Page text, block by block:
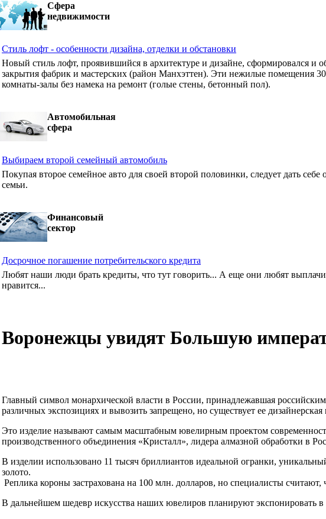
Сфера
недвижимости
Стиль лофт - особенности дизайна, отделки и обстановки
Новый стиль лофт, проявившийся в архитектуре и дизайне, сформировался
закрытия фабрик и мастерских (район Манхэттен). Эти нежилые помещения
комнаты-залы без намека на ремонт (голые стены, бетонный пол).
Автомобильная
сфера
Выбираем второй семейный автомобиль
Покупая второе семейное авто для своей второй половинки, следует дать
семьи.
Финансовый
сектор
Досрочное погашение потребительского кредита
Любят наши люди брать кредиты, что тут говорить... А еще они любят
нравится...
Воронежцы увидят Большую
Главный символ монархической власти в России, принадлежавшая
различных экспозициях и вывозить запрещено, но существует ее
Это изделие называют самым масштабным ювелирным проектом
производственного объединения «Кристалл», лидера алмазной обработки в
В изделии использовано 11 тысяч бриллиантов идеальной огранки,
золото.
Реплика короны застрахована на 100 млн. долларов, но специалисты считают,
В дальнейшем шедевр искусства наших ювелиров планируют экспонировать